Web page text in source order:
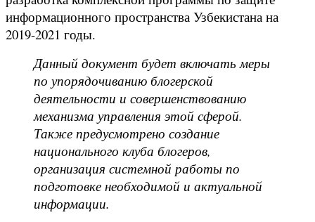
информационного пространства Узбекистана на
2019-2021 годы.
Данный документ будет включать меры
по упорядочиванию блогерской
деятельности и совершенствованию
механизма управления этой сферой.
Также предусмотрено создание
национального клуба блогеров,
организация системной работы по
подготовке необходимой и актуальной
информации.